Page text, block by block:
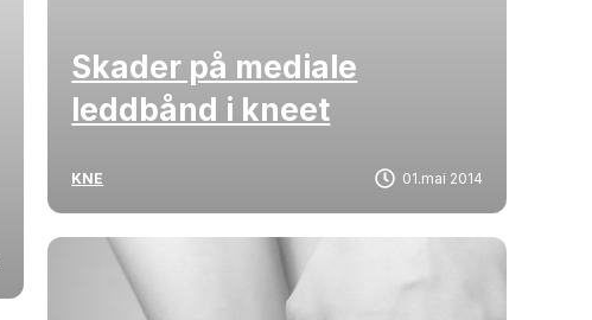
Skader på mediale
leddbånd i kneet
KNE 01.mai 2014